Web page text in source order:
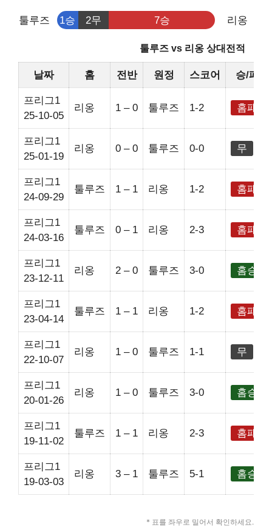
툴루즈 1승 2무 7승 리옹
툴루즈 vs 리옹 상대전적
날짜 홈 전반 원정 스코어 승/패
프리그1
25-10-05
리옹 1 – 0 툴루즈 1-2 홈패
프리그1
25-01-19
리옹 0 – 0 툴루즈 0-0 무
프리그1
24-09-29
툴루즈 1 – 1 리옹 1-2 홈패
프리그1
24-03-16
툴루즈 0 – 1 리옹 2-3 홈패
프리그1
23-12-11
리옹 2 – 0 툴루즈 3-0 홈승
프리그1
23-04-14
툴루즈 1 – 1 리옹 1-2 홈패
프리그1
22-10-07
리옹 1 – 0 툴루즈 1-1 무
프리그1
20-01-26
리옹 1 – 0 툴루즈 3-0 홈승
프리그1
19-11-02
툴루즈 1 – 1 리옹 2-3 홈패
프리그1
19-03-03
리옹 3 – 1 툴루즈 5-1 홈승
* 표를 좌우로 밀어서 확인하세요.